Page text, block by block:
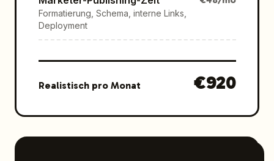
Formatierung, Schema, interne Links,
Deployment
Realistisch pro Monat €920